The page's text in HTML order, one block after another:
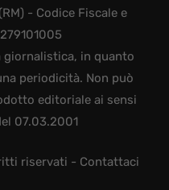
- Codice Fiscale e
giornalistica, in quanto
periodicità. Non può
editoriale ai sensi
07.03.2001
riservati - Contattaci